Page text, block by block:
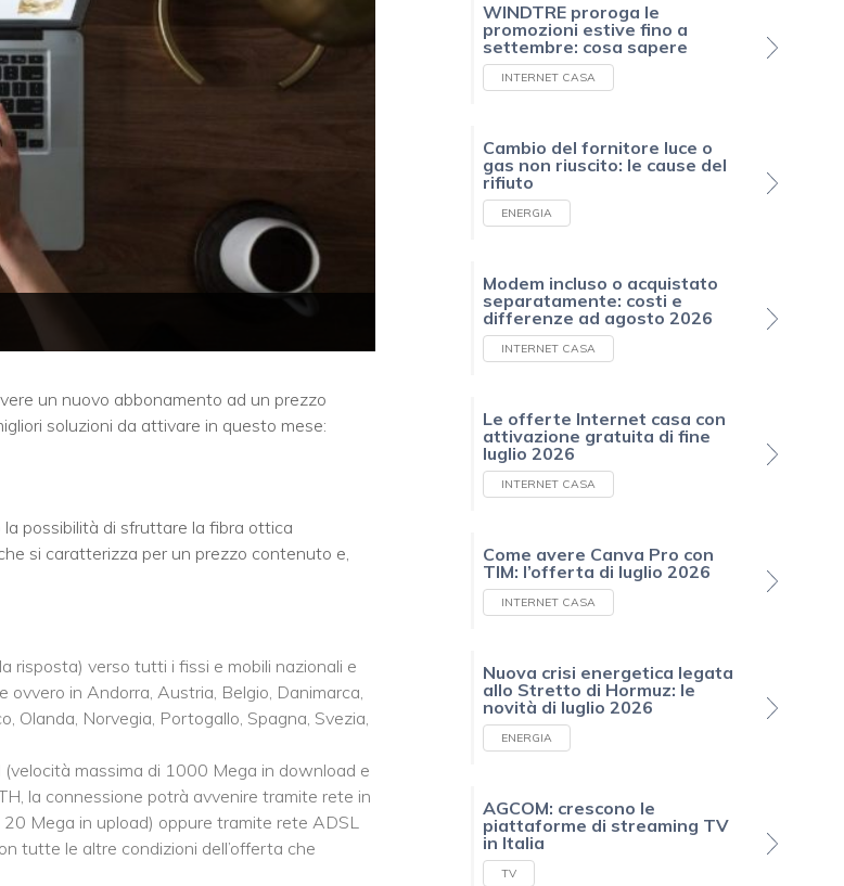
un nuovo abbonamento ad un prezzo
soluzioni da attivare in questo mese:
possibilità di sfruttare la fibra ottica
si caratterizza per un prezzo contenuto e,
risposta) verso tutti i fissi e mobili nazionali e
in Andorra, Austria, Belgio, Danimarca,
Olanda, Norvegia, Portogallo, Spagna, Svezia,
massima di 1000 Mega in download e
la connessione potrà avvenire tramite rete in
Mega in upload) oppure tramite rete ADSL
tutte le altre condizioni dell’offerta che
WINDTRE proroga le
promozioni estive fino a
settembre: cosa sapere
INTERNET CASA
Cambio del fornitore luce o
gas non riuscito: le cause del
rifiuto
ENERGIA
Modem incluso o acquistato
separatamente: costi e
differenze ad agosto 2026
INTERNET CASA
Le offerte Internet casa con
attivazione gratuita di fine
luglio 2026
INTERNET CASA
Come avere Canva Pro con
TIM: l’offerta di luglio 2026
INTERNET CASA
Nuova crisi energetica legata
allo Stretto di Hormuz: le
novità di luglio 2026
ENERGIA
AGCOM: crescono le
piattaforme di streaming TV
in Italia
TV